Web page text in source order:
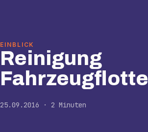
EINBLICK
Reinigung
Fahrzeugflotte
25.09.2016 · 2 Minuten